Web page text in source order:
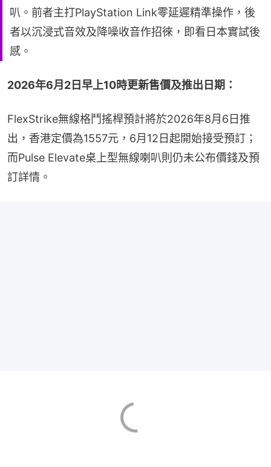
叭。前者主打PlayStation Link零延遲精準操作，後
者以沉浸式音效及降噪收音作招徠，即看日本實試後
感。
2026年6月2日早上10時更新售價及推出日期：
FlexStrike無線格鬥搖桿預計將於2026年8月6日推
出，香港定價為1557元，6月12日起開始接受預訂；
而Pulse Elevate桌上型無線喇叭則仍未公布價錢及預
訂詳情。